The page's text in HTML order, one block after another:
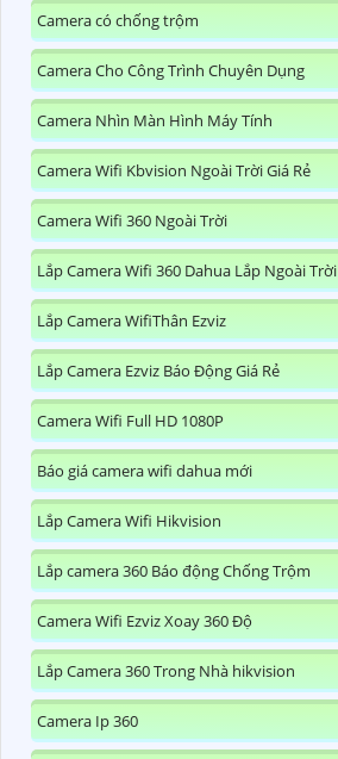
Camera có chống trộm
Camera Cho Công Trình Chuyên Dụng
Camera Nhìn Màn Hình Máy Tính
Camera Wifi Kbvision Ngoài Trời Giá Rẻ
Camera Wifi 360 Ngoài Trời
Lắp Camera Wifi 360 Dahua Lắp Ngoài Trời
Lắp Camera WifiThân Ezviz
Lắp Camera Ezviz Báo Động Giá Rẻ
Camera Wifi Full HD 1080P
Báo giá camera wifi dahua mới
Lắp Camera Wifi Hikvision
Lắp camera 360 Báo động Chống Trộm
Camera Wifi Ezviz Xoay 360 Độ
Lắp Camera 360 Trong Nhà hikvision
Camera Ip 360